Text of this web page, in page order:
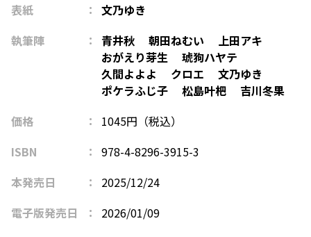
表紙
文乃ゆき
執筆陣
青井秋 朝田ねむい
上田アキ
おがえり芽生
琥狗ハヤテ
久間よよよ
クロエ
文乃ゆき
ポケラふじ子
松島叶杷
吉川冬果
価格
1045円（税込）
ISBN
978-4-8296-3915-3
本発売日
2025/12/24
電子版発売日
2026/01/09